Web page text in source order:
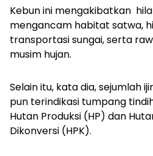
Kebun ini mengakibatkan
mengancam habitat satwa,
transportasi sungai, serta
musim hujan.
Selain itu, kata dia, sejumlah
pun terindikasi tumpang
Hutan Produksi (HP) dan
Dikonversi (HPK).